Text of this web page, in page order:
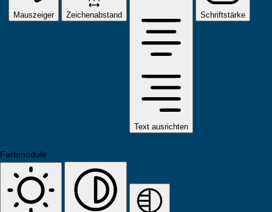
Mauszeiger Zeichenabstand
Text ausrichten
Schriftstärke
Farbmodule